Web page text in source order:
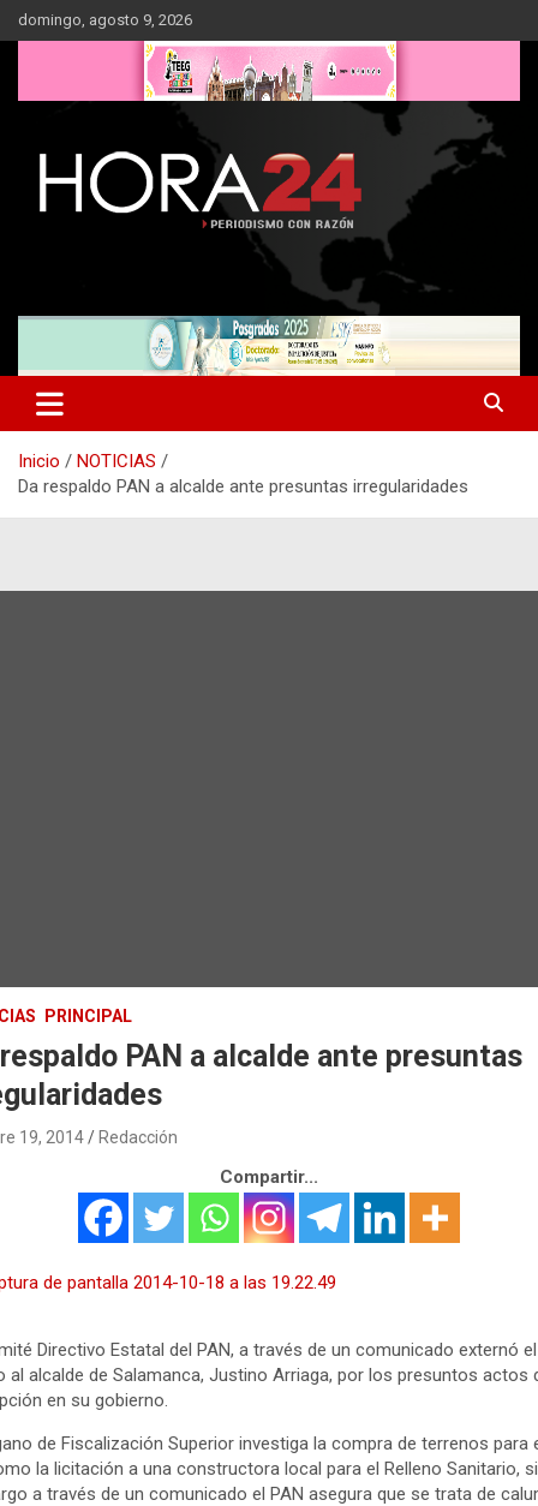
Saltar
al
domingo, agosto 9, 2026
Inicio
NOTICIAS
Da respaldo PAN a alcalde ante presuntas irregularidades
PRINCIPAL
PAN a alcalde ante presuntas
19, 2014 Redacción
Compartir...
Directivo Estatal del PAN, a través de un comunicado externó el
al alcalde de Salamanca, Justino Arriaga, por los presuntos actos
en su gobierno.
de Fiscalización Superior investiga la compra de terrenos para
la licitación a una constructora local para el Relleno Sanitario,
a través de un comunicado el PAN asegura que se trata de